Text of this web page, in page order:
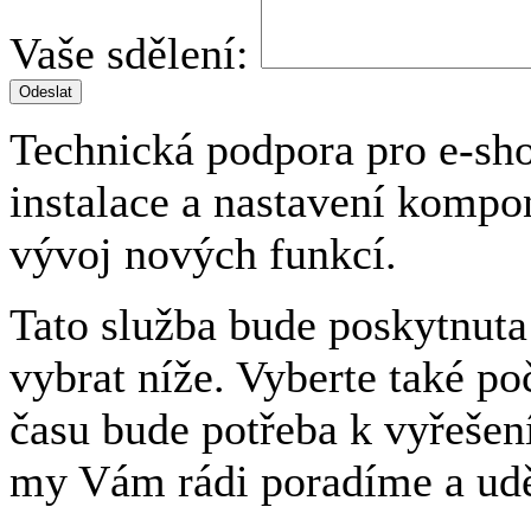
Vaše sdělení:
Odeslat
Technická podpora pro e-
instalace a nastavení
vývoj nových funkcí.
Tato služba bude
vybrat níže. Vyberte také
času bude potřeba k
my Vám rádi poradíme a